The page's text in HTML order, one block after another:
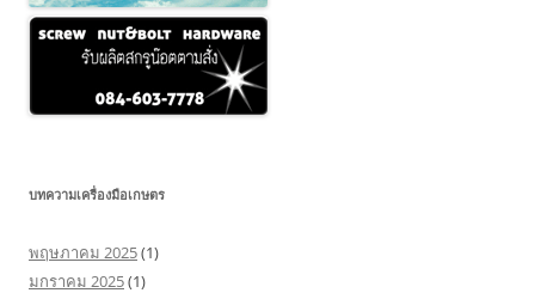
บทความเครื่องมือเกษตร
พฤษภาคม 2025(1)
มกราคม 2025(1)